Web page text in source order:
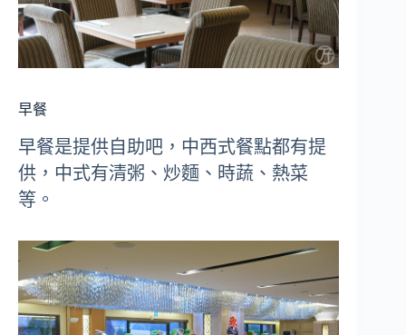
早餐
早餐是提供自助吧，中西式餐點都有提
供，中式有清粥、炒麵、時蔬、熱菜
等。